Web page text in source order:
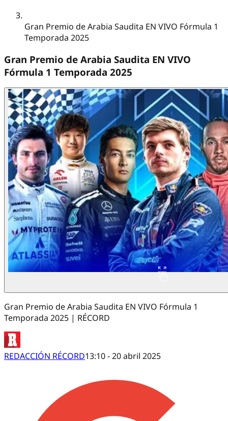
Gran Premio de Arabia Saudita EN VIVO Fórmula 1
Temporada 2025
Gran Premio de Arabia Saudita EN VIVO
Fórmula 1 Temporada 2025
Gran Premio de Arabia Saudita EN VIVO Fórmula 1
Temporada 2025 | RÉCORD
REDACCIÓN RÉCORD13:10 - 20 abril 2025